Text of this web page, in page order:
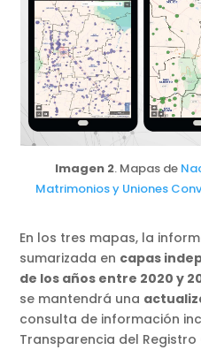
Imagen 2. Mapas de
Matrimonios y Uniones
En los tres mapas, la
sumarizada en capas
de los años entre 2020 y
se mantendrá una
consulta de información
Transparencia del Registro